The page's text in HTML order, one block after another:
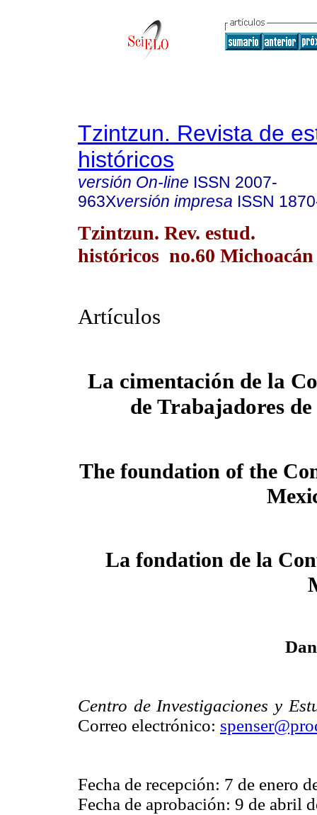
Tzintzun. Revista de
históricos
versión On-line ISSN 2007-
963Xversión impresa ISSN
Tzintzun. Rev. estud.
históricos no.60
Artículos
La cimentación de la
de Trabajadores
The foundation of the
La fondation de la
Centro de Investigaciones y
Correo electrónico:
Fecha de recepción: 7 de enero
Fecha de aprobación: 9 de abril